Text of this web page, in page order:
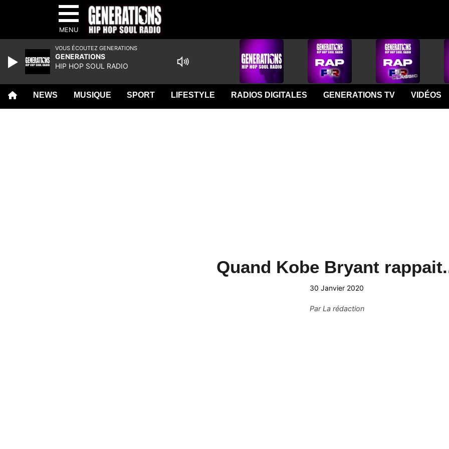
MENU
NEWS MUSIQUE SPORT LIFESTYLE RADIOS DIGITALES GENERATIONS TV VIDÉOS
Quand Kobe Bryant
30 Janvier 2020
ParLa rédaction
VOUS ÉCOUTEZ GENERATIONS
GENERATIONS
HIP HOP SOUL RADIO